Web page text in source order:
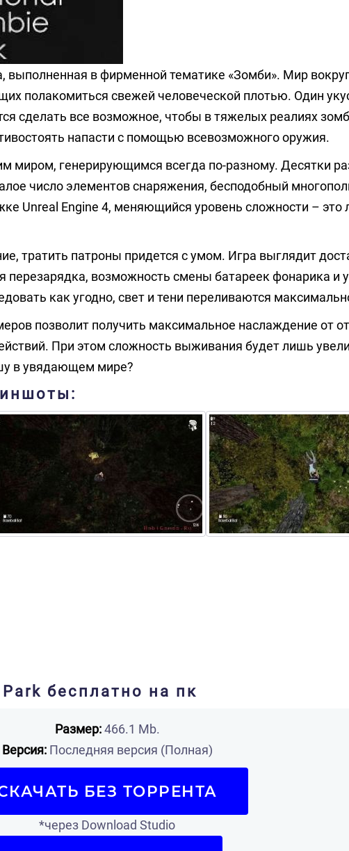
выполненная в фирменной тематике «Зомби». Мир
полакомиться свежей человеческой плотью. Один
сделать все возможное, чтобы в тяжелых реалиях
напасти с помощью всевозможного оружия.
миром, генерирующимся всегда по-разному. Десятки
число элементов снаряжения, бесподобный
Unreal Engine 4, меняющийся уровень сложности – это
тратить патроны придется с умом. Игра выглядит
перезарядка, возможность смены батареек фонарика и
как угодно, свет и тени переливаются
позволит получить максимальное наслаждение от
При этом сложность выживания будет лишь
в увядающем мире?
бесплатно на пк
Размер:466.1 Mb.
Версия:Последняя версия (Полная)
БЕЗ ТОРРЕНТА
*через Download Studio